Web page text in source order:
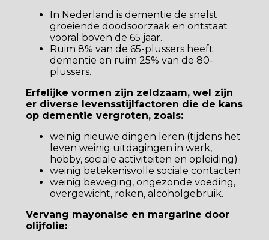
In Nederland is dementie de snelst
groeiende doodsoorzaak en ontstaat
vooral boven de 65 jaar.
Ruim 8% van de 65-plussers heeft
dementie en ruim 25% van de 80-
plussers.
Erfelijke vormen zijn zeldzaam, wel zijn
er diverse levensstijlfactoren die de kans
op dementie vergroten, zoals:
weinig nieuwe dingen leren (tijdens het
leven weinig uitdagingen in werk,
hobby, sociale activiteiten en opleiding)
weinig betekenisvolle sociale contacten
weinig beweging, ongezonde voeding,
overgewicht, roken, alcoholgebruik.
Vervang mayonaise en margarine door
olijfolie: